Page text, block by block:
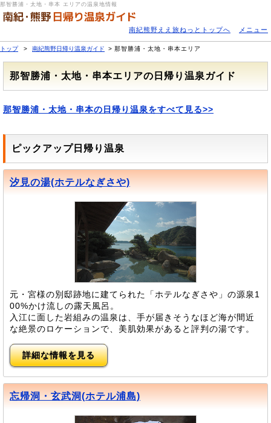
那智勝浦・太地・串本 エリアの温泉地情報
南紀熊野ええ旅ねっとトップへ メニュー
トップ 南紀熊野日帰り温泉ガイド 那智勝浦・太地・串本エリア
那智勝浦・太地・串本エリアの日帰り温泉ガイド
那智勝浦・太地・串本の日帰り温泉をすべて見る>>
ピックアップ日帰り温泉
汐見の湯(ホテルなぎさや)
元・宮様の別邸跡地に建てられた「ホテルなぎさや」の源泉1
00%かけ流しの露天風呂。
入江に面した岩組みの温泉は、手が届きそうなほど海が間近
な絶景のロケーションで、美肌効果があると評判の湯です。
詳細な情報を見る
忘帰洞・玄武洞(ホテル浦島)